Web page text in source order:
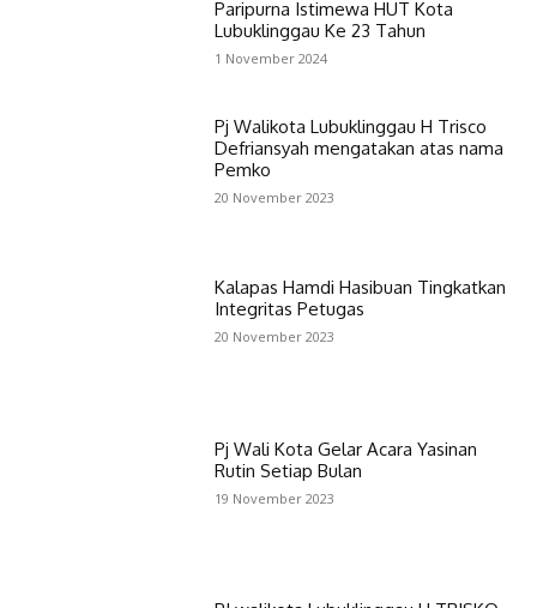
Paripurna Istimewa HUT Kota
Lubuklinggau Ke 23 Tahun
1 November 2024
Pj Walikota Lubuklinggau H Trisco
Defriansyah mengatakan atas nama
Pemko
20 November 2023
Kalapas Hamdi Hasibuan Tingkatkan
Integritas Petugas
20 November 2023
Pj Wali Kota Gelar Acara Yasinan
Rutin Setiap Bulan
19 November 2023